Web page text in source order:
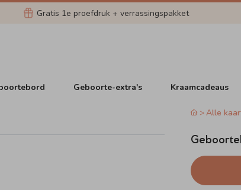
Gratis 1e proefdruk + verrassingspakket
Geboorte-extra's Kraamcadeaus
Alle